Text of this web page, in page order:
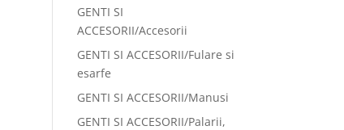
GENTI SI
ACCESORII/Accesorii
GENTI SI ACCESORII/Fulare si
esarfe
GENTI SI ACCESORII/Manusi
GENTI SI ACCESORII/Palarii,